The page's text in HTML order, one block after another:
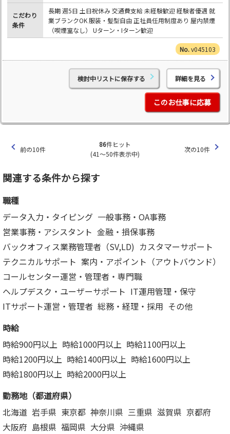
こだわり
条件
長期 週5日 土日祝休み 交通費支給 未経験歓迎 経験者優遇 就
業ブランクOK 服装・髪型自由 正社員任用制度あり 屋内禁煙
（喫煙室なし） Uターン・Iターン歓迎
v045103
検討中リストに保存する 詳細を見る
このお仕事に応募
前の10件
86件ヒット
(41～50件表示中)
次の10件
関連する条件から探す
職種
データ入力・タイピング 一般事務・OA事務
営業事務・アシスタント 金融・損保事務
バックオフィス業務管理者（SV,LD) カスタマーサポート
テクニカルサポート 案内・アポイント（アウトバウンド）
コールセンター運営・管理者・専門職
ヘルプデスク・ユーザーサポート IT運用管理・保守
ITサポート運営・管理者 総務・経理・採用 その他
時給
時給900円以上 時給1000円以上 時給1100円以上
時給1200円以上 時給1400円以上 時給1600円以上
時給1800円以上 時給2000円以上
勤務地（都道府県）
北海道 岩手県 東京都 神奈川県 三重県 滋賀県 京都府
大阪府 島根県 福岡県 大分県 沖縄県